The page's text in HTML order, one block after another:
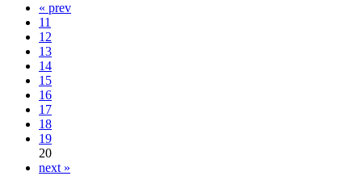
« prev
11
12
13
14
15
16
17
18
19
20
next »